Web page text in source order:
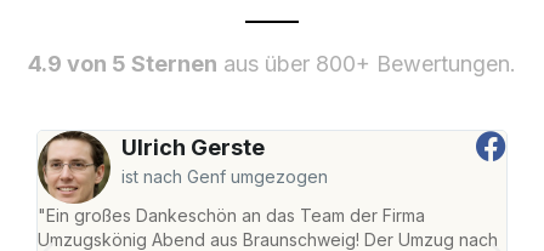
4.9 von 5 Sternen aus über 800+ Bewertungen.
Ulrich Gerste
ist nach Genf umgezogen
"Ein großes Dankeschön an das Team der Firma
Umzugskönig Abend aus Braunschweig! Der Umzug nach